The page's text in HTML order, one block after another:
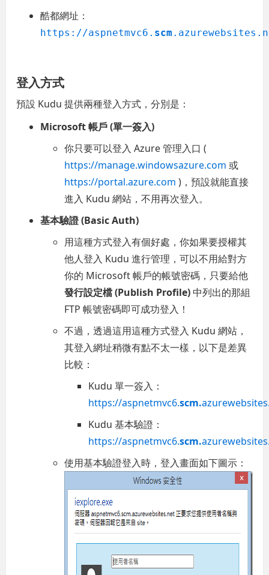
酷都網址：
https://aspnetmvc6. scm
登入方式
預設 Kudu 提供兩種登入方式，分別是：
Microsoft 帳戶 (單一簽入)
你只要可以登入 Azure 管理入口 (
https://manage.windowsazure.com 或
https://portal.azure.com )，預設就能直接
進入 Kudu 網站，不用再次登入。
基本驗證 (Basic Auth)
用這種方式登入有個好處，你如果要授權其
他人登入 Kudu 進行管理，可以不用給對方
你的 Microsoft 帳戶的帳號密碼，只要給他
發行設定檔 (Publish Profile) 中列出的那組
FTP 帳號密碼即可成功登入！
不過，透過這用這種方式登入 Kudu 網站，
其登入網址稍微有點不太一樣，以下是差異
比較：
Kudu 單一簽入：
https://aspnetmvc6.scm.
Kudu 基本驗證：
https://aspnetmvc6.scm.
使用基本驗證登入時，登入畫面如下圖示：